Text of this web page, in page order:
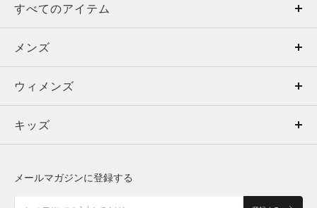
すべてのアイテム
メンズ
ウィメンズ
キッズ
メンズ
トップス
ボトムス
アクセサリー
ウィメンズ
トップス
シューズ
キッズ
メールマガジンに登録する